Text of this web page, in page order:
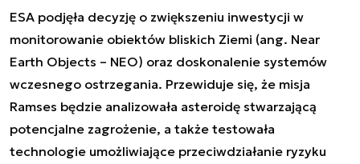
ESA podjęła decyzję o zwiększeniu inwestycji w
monitorowanie obiektów bliskich Ziemi (ang. Near
Earth Objects – NEO) oraz doskonalenie systemów
wczesnego ostrzegania. Przewiduje się, że misja
Ramses będzie analizowała asteroidę stwarzającą
potencjalne zagrożenie, a także testowała
technologie umożliwiające przeciwdziałanie ryzyku